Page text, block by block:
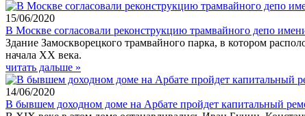
15/06/2020
В Москве согласовали реконструкцию трамвайного депо
Здание Замоскворецкого трамвайного парка, в котором
начала XX века.
читать дальше »
14/06/2020
В бывшем доходном доме на Арбате пройдет капитальный